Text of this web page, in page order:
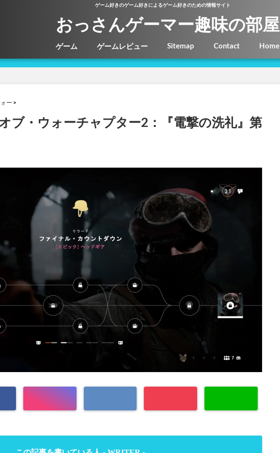
ゲーム好きのゲーム好きによるゲーム好きのための情報サイト
おっさんゲーマー趣味の部屋
ゲーム ゲームレビュー Sitemap Contact Home
ー
ブ・ウォーチャプター2：『電撃の洗礼』第